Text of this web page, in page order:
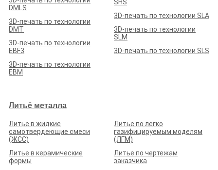
DMLS
3D-печать по технологии
DMT
3D-печать по технологии
EBF3
3D-печать по технологии
EBM
SHS
3D-печать по технологии SLA
3D-печать по технологии
SLM
3D-печать по технологии SLS
Литьё металла
Литье в жидкие
самотвердеющие смеси
(ЖСС)
Литье в керамические
формы
Литье по легко
газифицируемым моделям
(ЛГМ)
Литье по чертежам
заказчика